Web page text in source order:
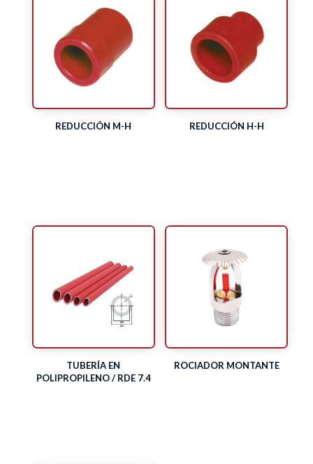
REDUCCIÓN M-H REDUCCIÓN H-H
TUBERÍA EN
POLIPROPILENO / RDE 7.4
ROCIADOR MONTANTE